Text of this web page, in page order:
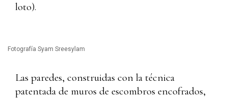
loto).
Fotografía Syam Sreesylam
Las paredes, construidas con la técnica
patentada de muros de escombros encofrados,